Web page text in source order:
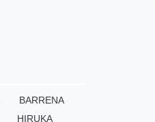
BARRENA
HIRUKA